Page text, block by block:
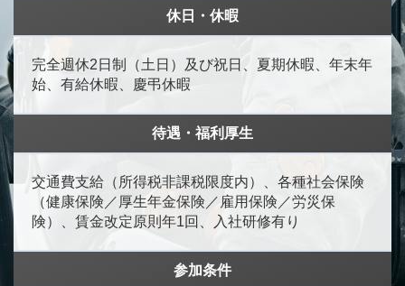
休日・休暇
完全週休2日制（土日）及び祝日、夏期休暇、年末年
始、有給休暇、慶弔休暇
待遇・福利厚生
交通費支給（所得税非課税限度内）、各種社会保険
（健康保険／厚生年金保険／雇用保険／労災保
険）、賃金改定原則年1回、入社研修有り
参加条件